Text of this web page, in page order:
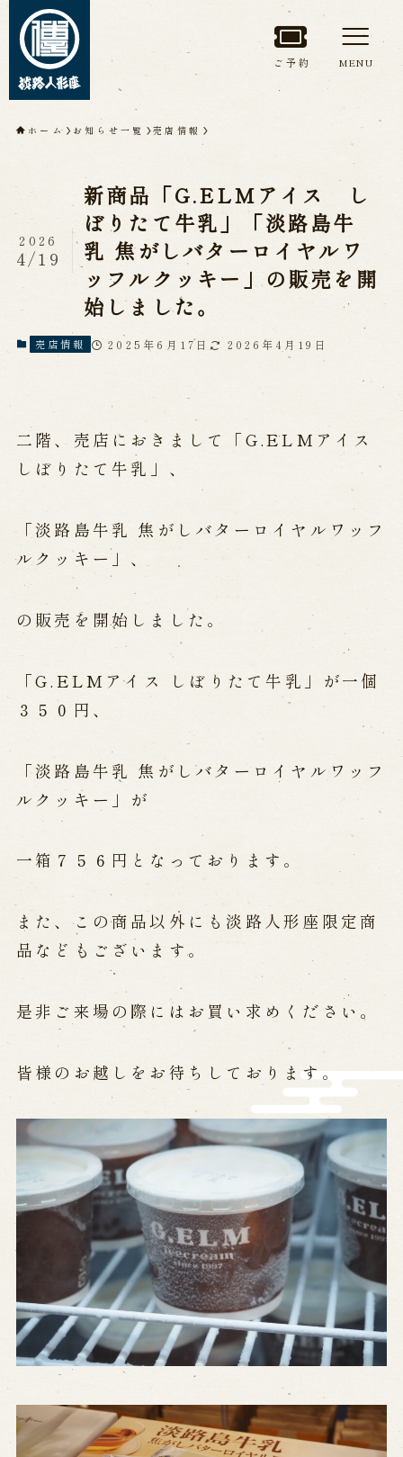
トップページ
淡路人形座について
淡路人形座とは
座員紹介
人間国宝 故鶴澤友路師匠
淡路人形座の成り立ち
淡路人形座で研修した人々
淡路人形浄瑠璃を受け継いで
公演カレンダー
開催中の公演
出張公演
学校公演
海外旅行客向け特別公演「くにうみ」
淡路島と国生み神話
淡路人形浄瑠璃の歴史
淡路人形独自の演目
ご利用案内
営業日時・料金
お問い合わせ
よくあるご質問
メールでお問い合わせ
お電話でお問い合わせ
WEB予約
メールフォームから予約
求人情報
※株式会社うずのくに南あわじの求人情報ページへ移動します
関連施設
通販サイトうずのくに
道の駅うずしお
うずの丘大鳴門橋記念館
ご予約 MENU
ホーム お知らせ一覧 売店情報
新商品「G.ELMアイス し
ぼりたて牛乳」「淡路島牛
乳 焦がしバターロイヤルワ
ッフルクッキー」の販売を開
始しました。
2026
4/19
売店情報 2025年6月17日 2026年4月19日
二階、売店におきまして「G.ELMアイス
しぼりたて牛乳 」、
「淡路島牛乳 焦がしバターロイヤルワッフ
ルクッキー」、
の販売を開始しました。
「G.ELMアイス しぼりたて牛乳」が一個
３５０円 、
「淡路島牛乳 焦がしバターロイヤルワッフ
ルクッキー」が
一箱７５６円 となっております。
また、この商品以外にも淡路人形座限定商
品などもございます。
是非ご来場の際にはお買い求めください。
皆様のお越しをお待ちしております。